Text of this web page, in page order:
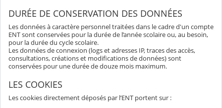
DURÉE DE CONSERVATION DES DONNÉES
Les données à caractère personnel traitées dans le cadre d'un compte
ENT sont conservées pour la durée de l’année scolaire ou, au besoin,
pour la durée du cycle scolaire.
Les données de connexion (logs et adresses IP, traces des accès,
consultations, créations et modifications de données) sont
conservées pour une durée de douze mois maximum.
LES COOKIES
Les cookies directement déposés par l’ENT portent sur :